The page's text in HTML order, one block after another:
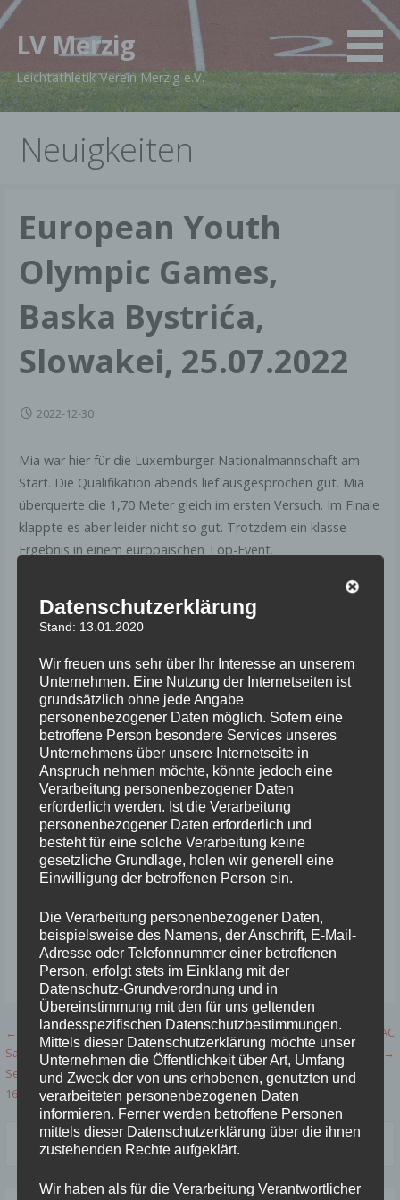
Zum
Inhalt
springenLV Merzig
Leichtathletik-Verein Merzig e.V.
Neuigkeiten
European Youth
Olympic Games,
Baska Bystrića,
Slowakei, 25.07.2022
2022-12-30
Mia war hier für die Luxemburger Nationalmannschaft am
Start. Die Qualifikation abends lief ausgesprochen gut. Mia
überquerte die 1,70 Meter gleich im ersten Versuch. Im Finale
klappte es aber leider nicht so gut. Trotzdem ein klasse
Ergebnis in einem europäischen Top-Event.
Hochsprung
m)
Veröffentlicht in:Erfolge,Ergebnisse,Infos,Wettkämpfe
Beitragsnavigation
← Südwestdeutsche und
Saarländische
Seniorenmeisterschaften, Dillingen,
16.07.2022
Ferienabendsportfest des LAC
Saarlouis, Fraulautern, 04.08.2022 →
Suchen
nach:
Datenschutzerklärung
Stand: 13.01.2020
Wir freuen uns sehr über Ihr Interesse an unserem
Unternehmen. Eine Nutzung der Internetseiten ist
grundsätzlich ohne jede Angabe
personenbezogener Daten möglich. Sofern eine
betroffene Person besondere Services unseres
Unternehmens über unsere Internetseite in
Anspruch nehmen möchte, könnte jedoch eine
Verarbeitung personenbezogener Daten
erforderlich werden. Ist die Verarbeitung
personenbezogener Daten erforderlich und
besteht für eine solche Verarbeitung keine
gesetzliche Grundlage, holen wir generell eine
Einwilligung der betroffenen Person ein.
Die Verarbeitung personenbezogener Daten,
beispielsweise des Namens, der Anschrift, E-Mail-
Adresse oder Telefonnummer einer betroffenen
Person, erfolgt stets im Einklang mit der
Datenschutz-Grundverordnung und in
Übereinstimmung mit den für uns geltenden
landesspezifischen Datenschutzbestimmungen.
Mittels dieser Datenschutzerklärung möchte unser
Unternehmen die Öffentlichkeit über Art, Umfang
und Zweck der von uns erhobenen, genutzten und
verarbeiteten personenbezogenen Daten
informieren. Ferner werden betroffene Personen
mittels dieser Datenschutzerklärung über die ihnen
zustehenden Rechte aufgeklärt.
Wir haben als für die Verarbeitung Verantwortlicher